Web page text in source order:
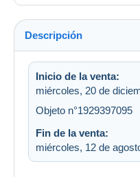
Descripción
Inicio de la venta:
miércoles, 20 de
Objeto n°1929397095
Fin de la venta:
miércoles, 12 de